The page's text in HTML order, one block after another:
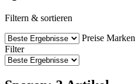
Filtern & sortieren
Preise Marken
Filter